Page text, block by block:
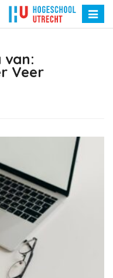
Toggle
van:
Veer